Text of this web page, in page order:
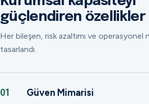
güçlendiren özellikler
Her bileşen, risk azaltımı ve operasyonel
tasarlandı.
01 Güven Mimarisi